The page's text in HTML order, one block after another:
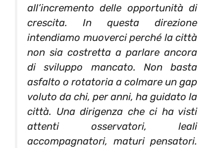
all’incremento delle opportunità di
crescita. In questa direzione
intendiamo muoverci perché la città
non sia costretta a parlare ancora
di sviluppo mancato. Non basta
asfalto o rotatoria a colmare un gap
voluto da chi, per anni, ha guidato la
città. Una dirigenza che ci ha visti
attenti osservatori, leali
accompagnatori, maturi pensatori.